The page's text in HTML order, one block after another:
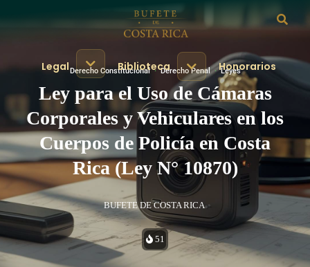
Legal Biblioteca Honorarios
Derecho Constitucional·Derecho Penal·Leyes
Ley para el Uso de Cámaras
Corporales y Vehiculares en los
Cuerpos de Policía en Costa
Rica (Ley N° 10870)
BUFETE DE COSTA RICA
51